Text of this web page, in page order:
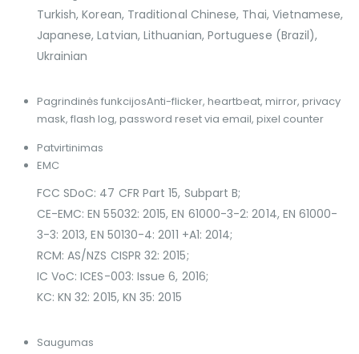
Turkish, Korean, Traditional Chinese, Thai, Vietnamese,
Japanese, Latvian, Lithuanian, Portuguese (Brazil),
Ukrainian
Pagrindinės funkcijosAnti-flicker, heartbeat, mirror, privacy
mask, flash log, password reset via email, pixel counter
Patvirtinimas
EMC
FCC SDoC: 47 CFR Part 15, Subpart B;
CE-EMC: EN 55032: 2015, EN 61000-3-2: 2014, EN 61000-
3-3: 2013, EN 50130-4: 2011 +A1: 2014;
RCM: AS/NZS CISPR 32: 2015;
IC VoC: ICES-003: Issue 6, 2016;
KC: KN 32: 2015, KN 35: 2015
Saugumas